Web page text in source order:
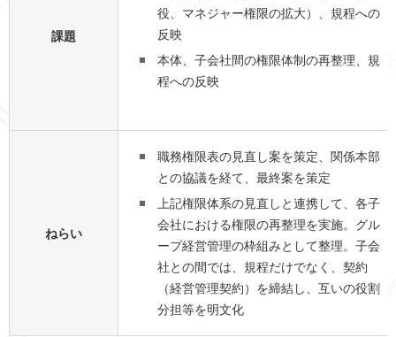
課題
役、マネジャー権限の拡大）、規程への
反映
本体、子会社間の権限体制の再整理、規
程への反映
ねらい
職務権限表の見直し案を策定、関係本部
との協議を経て、最終案を策定
上記権限体系の見直しと連携して、各子
会社における権限の再整理を実施。グル
ープ経営管理の枠組みとして整理。子会
社との間では、規程だけでなく、契約
（経営管理契約）を締結し、互いの役割
分担等を明文化